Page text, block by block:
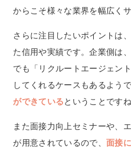
からこそ様々な業界を幅広く
さらに注目したいポイントは
た信用や実績です。企業側は
でも「リクルートエージェン
してくれるケースもあるよう
ができているということですね
また面接力向上セミナーや、
が用意されているので、 面接